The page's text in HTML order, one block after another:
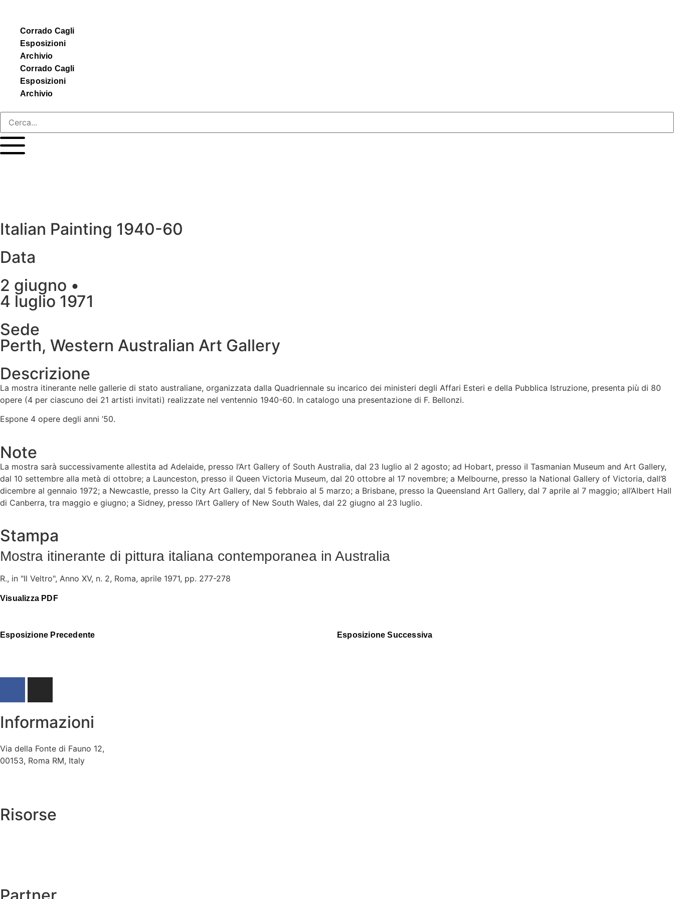
Corrado Cagli
Esposizioni
Archivio
Corrado Cagli
Esposizioni
Archivio
Italian Painting 1940-60
Data
2 giugno •
4 luglio 1971
Sede
Perth, Western Australian Art Gallery
Descrizione
La mostra itinerante nelle gallerie di stato australiane, organizzata dalla Quadriennale su incarico dei ministeri degli Affari Esteri e della Pubblica Istruzione, presenta più di 80
opere (4 per ciascuno dei 21 artisti invitati) realizzate nel ventennio 1940-60. In catalogo una presentazione di F. Bellonzi.
Espone 4 opere degli anni ’50.
Note
La mostra sarà successivamente allestita ad Adelaide, presso l’Art Gallery of South Australia, dal 23 luglio al 2 agosto; ad Hobart, presso il Tasmanian Museum and Art Gallery,
dal 10 settembre alla metà di ottobre; a Launceston, presso il Queen Victoria Museum, dal 20 ottobre al 17 novembre; a Melbourne, presso la National Gallery of Victoria, dall’8
dicembre al gennaio 1972; a Newcastle, presso la City Art Gallery, dal 5 febbraio al 5 marzo; a Brisbane, presso la Queensland Art Gallery, dal 7 aprile al 7 maggio; all’Albert Hall
di Canberra, tra maggio e giugno; a Sidney, presso l’Art Gallery of New South Wales, dal 22 giugno al 23 luglio.
Stampa
Mostra itinerante di pittura italiana contemporanea in Australia
R., in "Il Veltro", Anno XV, n. 2, Roma, aprile 1971, pp. 277-278
Visualizza PDF
Esposizione Precedente Esposizione Successiva
Informazioni
Via della Fonte di Fauno 12,
00153, Roma RM, Italy
Risorse
Partner